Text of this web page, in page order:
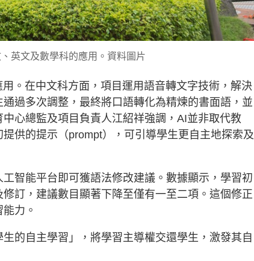
英文及數學科的應用。資料圖片
。在中文科方面，項目運用語音轉文字技術，解決
過多次調整，最終將口語轉化為精煉的書面語，並
心總監及項目負責人江紹祥強調，AI並非取代教
供的提示（prompt），可引導學生更自主地探索及
智能平台即可獲語法修改建議。數據顯示，學習初
訂，建議數目顯著下降至僅有一至二項。這個修正
力。
的自主學習」，將學習主導權交還學生，激發其自